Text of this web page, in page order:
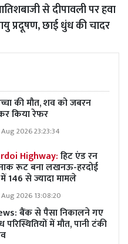
से दीपावली पर हवा
प्रदूषण, छाई धुंध की चादर
की मौत, शव को जबरन
किया रेफर
2026 23:23:34
Highway:हिट एंड रन
रूट बना लखनऊ-हरदोई
146 से ज्यादा मामले
2026 13:08:20
बैंक से पैसा निकालने गए
में मौत, पानी टंकी